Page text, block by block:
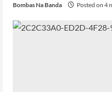
Bombas Na Banda Posted on 4